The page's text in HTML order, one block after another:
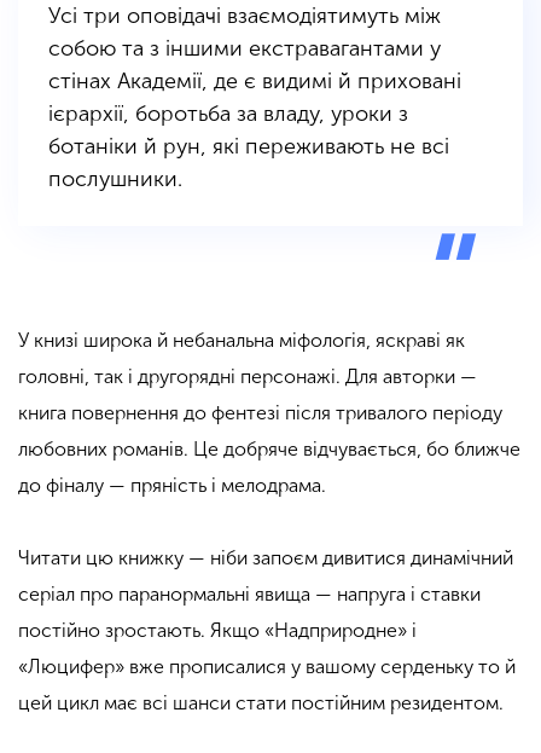
Усі три оповідачі взаємодіятимуть між
собою та з іншими екстравагантами у
стінах Академії, де є видимі й приховані
ієрархії, боротьба за владу, уроки з
ботаніки й рун, які переживають не всі
послушники.
У книзі широка й небанальна міфологія, яскраві як
головні, так і другорядні персонажі. Для авторки —
книга повернення до фентезі після тривалого періоду
любовних романів. Це добряче відчувається, бо ближче
до фіналу — пряність і мелодрама.
Читати цю книжку — ніби запоєм дивитися динамічний
серіал про паранормальні явища — напруга і ставки
постійно зростають. Якщо «Надприродне» і
«Люцифер» вже прописалися у вашому серденьку то й
цей цикл має всі шанси стати постійним резидентом.